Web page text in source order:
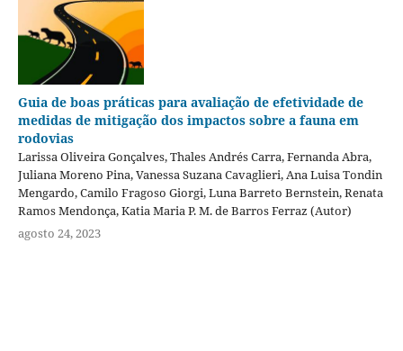
Guia de boas práticas para avaliação de efetividade de
medidas de mitigação dos impactos sobre a fauna em
rodovias
Larissa Oliveira Gonçalves, Thales Andrés Carra, Fernanda Abra,
Juliana Moreno Pina, Vanessa Suzana Cavaglieri, Ana Luisa Tondin
Mengardo, Camilo Fragoso Giorgi, Luna Barreto Bernstein, Renata
Ramos Mendonça, Katia Maria P. M. de Barros Ferraz (Autor)
agosto 24, 2023